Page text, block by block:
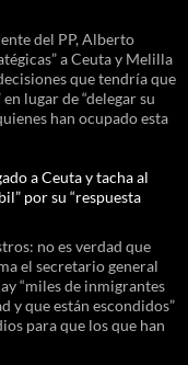
del PP, Alberto
a Ceuta y Melilla
que tendría que
lugar de “delegar su
han ocupado esta
a Ceuta y tacha al
por su “respuesta
no es verdad que
el secretario general
“miles de inmigrantes
y que están escondidos”
para que los que han